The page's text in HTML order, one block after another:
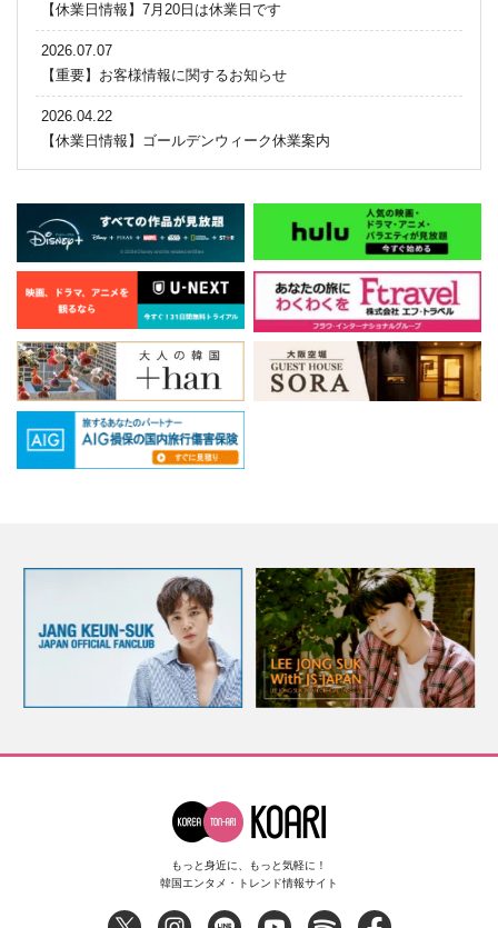
【休業日情報】7月20日は休業日です
2026.07.07
【重要】お客様情報に関するお知らせ
2026.04.22
【休業日情報】ゴールデンウィーク休業案内
もっと身近に、もっと気軽に！
韓国エンタメ・トレンド情報サイト